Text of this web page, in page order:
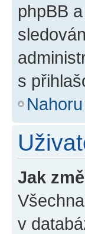
phpBB
s
Nahoru
Jak
v